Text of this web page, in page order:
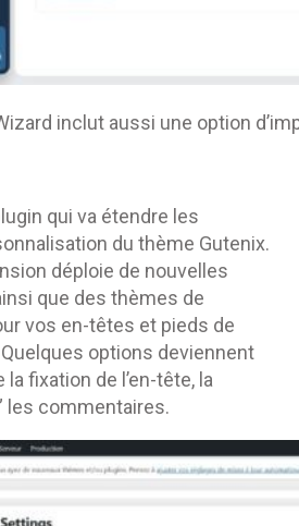
inclut aussi une option
qui va étendre les
du thème Gutenix.
déploie de nouvelles
que des thèmes de
vos en-têtes et pieds de
options deviennent
fixation de l’en-tête, la
les commentaires.